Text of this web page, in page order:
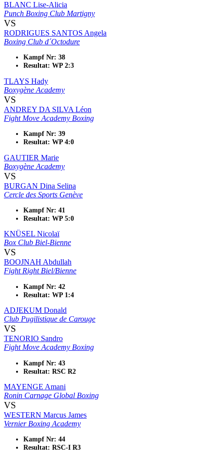
BLANC Lise-Alicia
Punch Boxing Club Martigny
VS
RODRIGUES SANTOS Angela
Boxing Club d´Octodure
Kampf Nr: 38
Resultat: WP 2:3
TLAYS Hady
Boxygène Academy
VS
ANDREY DA SILVA Léon
Fight Move Academy Boxing
Kampf Nr: 39
Resultat: WP 4:0
GAUTIER Marie
Boxygène Academy
VS
BURGAN Dina Selina
Cercle des Sports Genève
Kampf Nr: 41
Resultat: WP 5:0
KNÜSEL Nicolaï
Box Club Biel-Bienne
VS
BOOJNAH Abdullah
Fight Right Biel/Bienne
Kampf Nr: 42
Resultat: WP 1:4
ADJEKUM Donald
Club Pugilistique de Carouge
VS
TENORIO Sandro
Fight Move Academy Boxing
Kampf Nr: 43
Resultat: RSC R2
MAYENGE Amani
Ronin Carnage Global Boxing
VS
WESTERN Marcus James
Vernier Boxing Academy
Kampf Nr: 44
Resultat: RSC-I R3